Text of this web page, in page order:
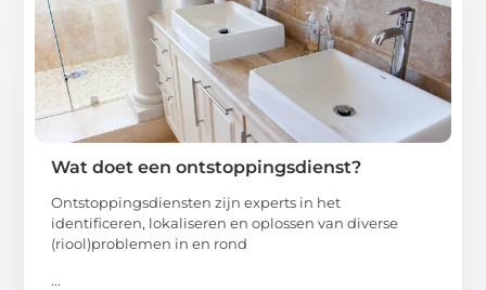
Wat doet een ontstoppingsdienst?
Ontstoppingsdiensten zijn experts in het
identificeren, lokaliseren en oplossen van diverse
(riool)problemen in en rond
...